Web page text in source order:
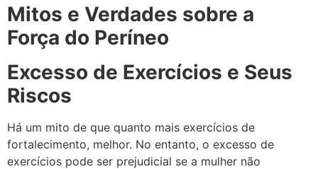
Mitos e Verdades sobre a
Força do Períneo
Excesso de Exercícios e Seus
Riscos
Há um mito de que quanto mais exercícios de
fortalecimento, melhor. No entanto, o excesso de
exercícios pode ser prejudicial se a mulher não